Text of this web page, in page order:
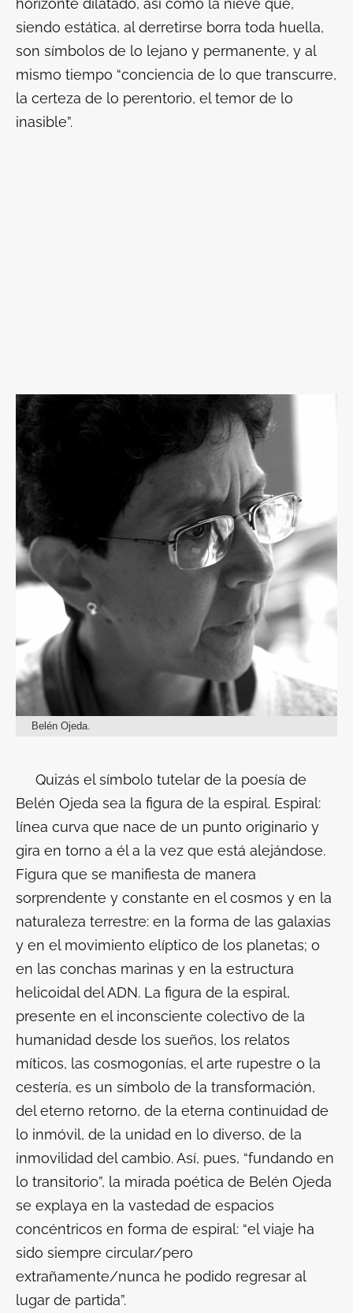
siendo estática, al derretirse borra toda huella,
son símbolos de lo lejano y permanente, y al
mismo tiempo “conciencia de lo que transcurre,
la certeza de lo perentorio, el temor de lo
inasible”.
Belén Ojeda.
Quizás el símbolo tutelar de la poesía de
Belén Ojeda sea la figura de la espiral. Espiral:
línea curva que nace de un punto originario y
gira en torno a él a la vez que está alejándose.
Figura que se manifiesta de manera
sorprendente y constante en el cosmos y en la
naturaleza terrestre: en la forma de las galaxias
y en el movimiento elíptico de los planetas; o
en las conchas marinas y en la estructura
helicoidal del ADN. La figura de la espiral,
presente en el inconsciente colectivo de la
humanidad desde los sueños, los relatos
míticos, las cosmogonías, el arte rupestre o la
cestería, es un símbolo de la transformación,
del eterno retorno, de la eterna continuidad de
lo inmóvil, de la unidad en lo diverso, de la
inmovilidad del cambio. Así, pues, “fundando en
lo transitorio”, la mirada poética de Belén Ojeda
se explaya en la vastedad de espacios
concéntricos en forma de espiral: “el viaje ha
sido siempre circular/pero
extrañamente/nunca he podido regresar al
lugar de partida”.